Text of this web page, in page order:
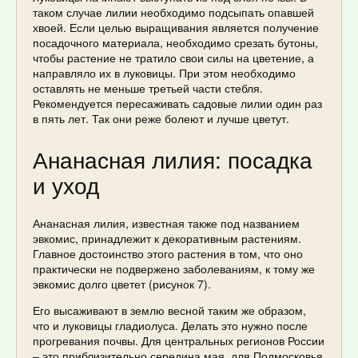
таком случае лилии необходимо подсыпать опавшей
хвоей. Если целью выращивания является получение
посадочного материала, необходимо срезать бутоны,
чтобы растение не тратило свои силы на цветение, а
направляло их в луковицы. При этом необходимо
оставлять не меньше третьей части стебля.
Рекомендуется пересаживать садовые лилии один раз
в пять лет. Так они реже болеют и лучше цветут.
Ананасная лилия: посадка
и уход
Ананасная лилия, известная также под названием
эвкомис, принадлежит к декоративным растениям.
Главное достоинство этого растения в том, что оно
практически не подвержено заболеваниям, к тому же
эвкомис долго цветет (рисунок 7).
Его высаживают в землю весной таким же образом,
что и луковицы гладиолуса. Делать это нужно после
прогревания почвы. Для центральных регионов России